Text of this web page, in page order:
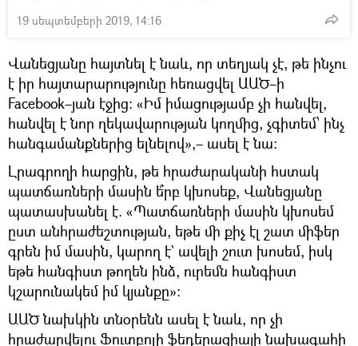
19 սեպտեմբերի 2019, 14:16
Վանեցյանը հայտնել է նաև, որ տեղյակ չէ, թե ինչու
է իր հայտարարությունը հեռացվել ԱԱԾ–ի
Facebook–յան էջից։ «Իմ իմացությամբ չի հանվել,
հանվել է նոր ղեկավարության կողմից, չգիտեմ՝ ինչ
հանգամանքներից ելնելով»,– ասել է նա:
Լրագրողի հարցին, թե հրաժարականի հստակ
պատճառների մասին ե՞րբ կխոսեք, Վանեցյանը
պատասխանել է. «Պատճառների մասին կխոսեմ
ըստ անհրաժեշտության, եթե մի քիչ էլ շատ միֆեր
գրեն իմ մասին, կարող է` ավելի շուտ խոսեմ, իսկ
եթե հանգիստ թողեն ինձ, ուրեմն հանգիստ
կշարունակեմ իմ կյանքը»:
ԱԱԾ նախկին տնօրենն ասել է նաև, որ չի
հրաժարվելու Ֆուտբոլի ֆեդերացիայի նախագահի